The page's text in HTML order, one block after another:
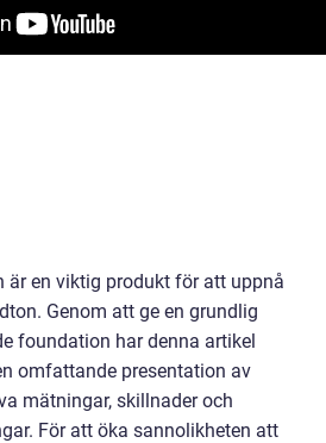
är en viktig produkt för att uppnå
Genom att ge en grundlig
foundation har denna artikel
omfattande presentation av
mätningar, skillnader och
För att öka sannolikheten att